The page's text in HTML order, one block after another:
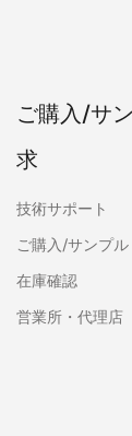
ご購入/サ
求
技術サポート
ご購入/サンプル
在庫確認
営業所・代理店